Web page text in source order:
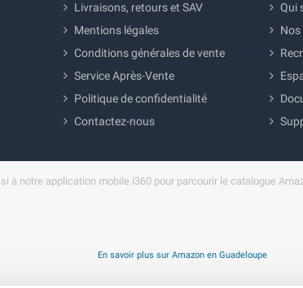
Livraisons, retours et SAV
Mentions légales
Conditions générales de vente
Service Après-Vente
Politique de confidentialité
Contactez-nous
Qui
à notre application mobile i360 pour parcourir le catalogue
En savoir plus sur Amazon en Guadeloupe